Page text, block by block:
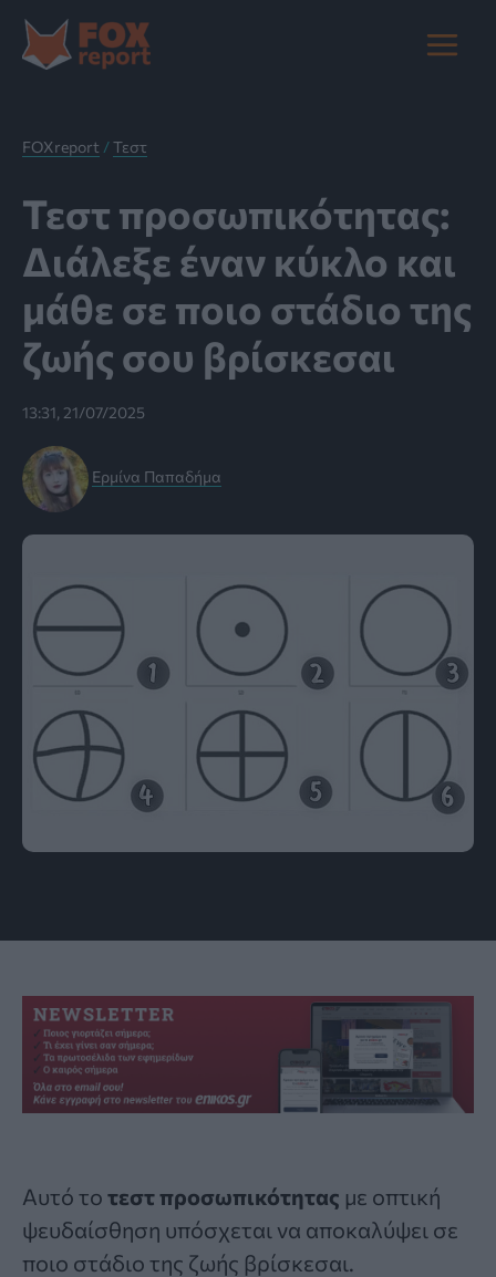
στο
περιεχόμενο
Main
FOXreport /Τεστ
Τεστ προσωπικότητας:
Διάλεξε έναν κύκλο και
μάθε σε ποιο στάδιο της
ζωής σου βρίσκεσαι
13:31, 21/07/2025
Ερμίνα Παπαδήμα
Αυτό το τεστ προσωπικότητας με οπτική
ψευδαίσθηση υπόσχεται να αποκαλύψει σε
ποιο στάδιο της ζωής βρίσκεσαι.